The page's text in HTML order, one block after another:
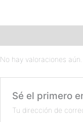
No hay valoraciones aún.
Sé el primero
Tu dirección de